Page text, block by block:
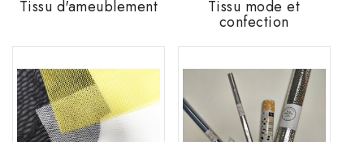
Tissu d'ameublement Tissu mode et
confection